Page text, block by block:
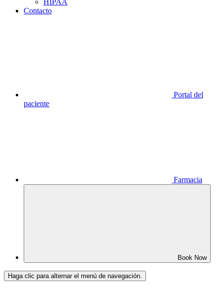
Contacto
Portal del
paciente
Farmacia
Book Now
Haga clic para alternar el menú de navegación.